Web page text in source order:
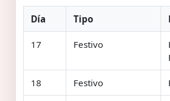
Día Tipo
17 Festivo
18 Festivo